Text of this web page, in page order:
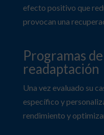
efecto positivo que
provocan una
Programas
readaptación
Una vez evaluado su
específico y
rendimiento y